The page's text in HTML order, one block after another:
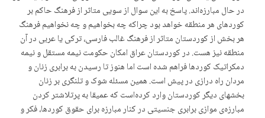
در حال مبارزەاند. پاسخ بە این سوال از سویی متاثر از فرهنگ حاکم بر
کوردهای هر منطقە خواهد بود چراکە چە بخواهیم و چە نخواهیم فرهنگ
هر بخش از کوردستان متاثر از فرهنگ غالب فارسی، ترکی یا عربی در آن
منطقە نیز هست. در کوردستان عراق امکان حکومت نیمە مستقل و نیمە
دمکراتیک کوردها فراهم شدە است اما هنوز تا رسیدن بە برابری زنان و
مردان راه درازی در پیش است. همین مسئلە شوک و تلنگری بر زنان
بخشهای دیگر کوردستان وارد کردەاست کە عمیقا بە پرتلاشتر کردن
مبارزەی موازی برابری جنسیتی در کنار مبارزە برای حقوق کوردها، فکر و